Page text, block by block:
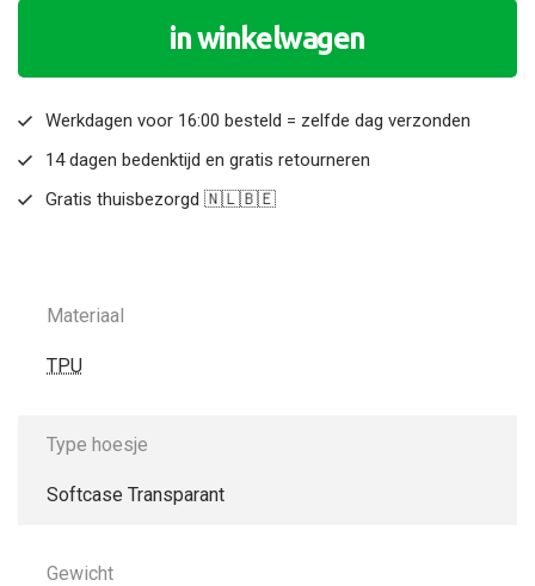
in winkelwagen
Werkdagen voor 16:00 besteld = zelfde dag verzonden
14 dagen bedenktijd en gratis retourneren
Gratis thuisbezorgd 🇳🇱🇧🇪
Materiaal
TPU
Type hoesje
Softcase Transparant
Gewicht